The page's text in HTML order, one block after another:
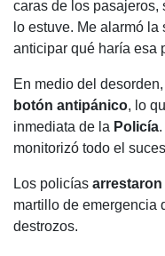
caras de los pasajeros,
lo estuve. Me alarmó
anticipar qué haría esa
En medio del
botón antipánico, lo
inmediata de la Policía
monitorizó todo el
Los policías
martillo de emergencia
destrozos.